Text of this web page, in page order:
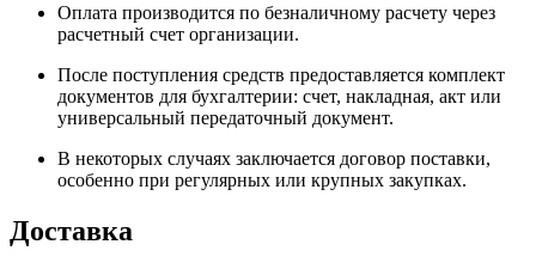
Оплата производится по безналичному расчету через
расчетный счет организации.
После поступления средств предоставляется комплект
документов для бухгалтерии: счет, накладная, акт или
универсальный передаточный документ.
В некоторых случаях заключается договор поставки,
особенно при регулярных или крупных закупках.
Доставка